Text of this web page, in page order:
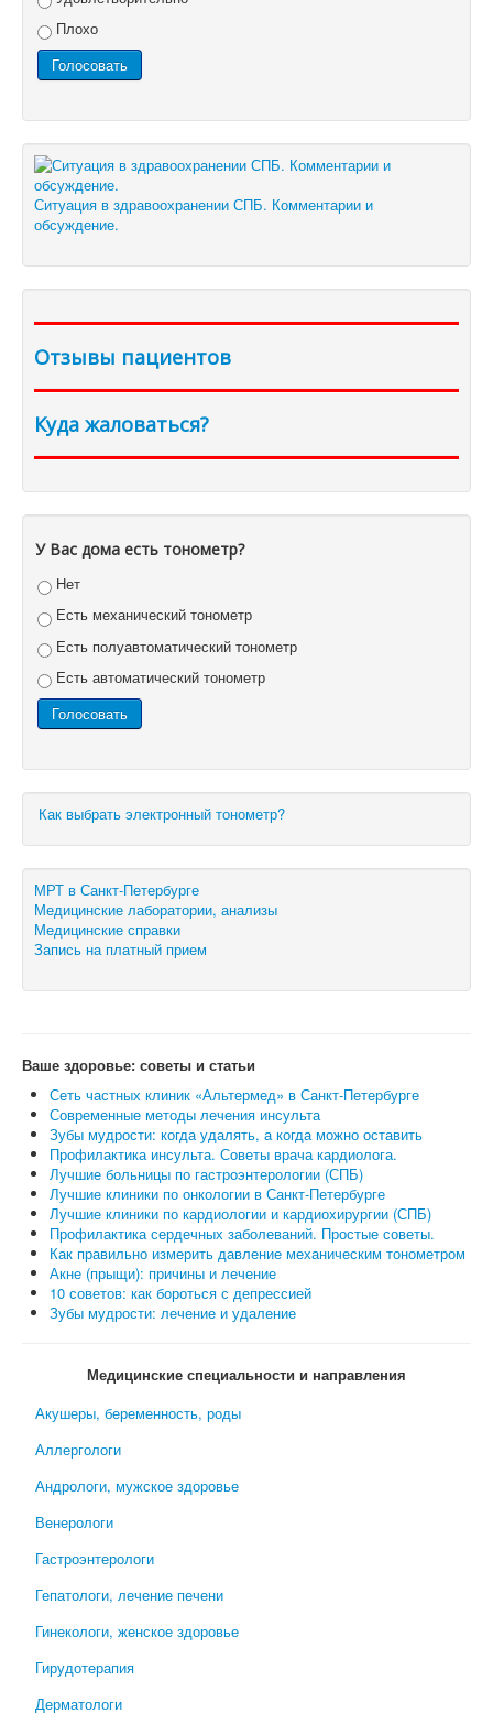
Плохо
Ситуация в здравоохранении СПБ. Комментарии и
обсуждение.
Отзывы пациентов
Куда жаловаться?
У Вас дома есть тонометр?
Нет
Есть механический тонометр
Есть полуавтоматический тонометр
Есть автоматический тонометр
Как выбрать электронный тонометр?
МРТ в Санкт-Петербурге
Медицинские лаборатории, анализы
Медицинские справки
Запись на платный прием
Ваше здоровье: советы и статьи
Сеть частных клиник «Альтермед» в Санкт-Петербурге
Современные методы лечения инсульта
Зубы мудрости: когда удалять, а когда можно оставить
Профилактика инсульта. Советы врача кардиолога.
Лучшие больницы по гастроэнтерологии (СПБ)
Лучшие клиники по онкологии в Санкт-Петербурге
Лучшие клиники по кардиологии и кардиохирургии (СПБ)
Профилактика сердечных заболеваний. Простые советы.
Как правильно измерить давление механическим тонометром
Акне (прыщи): причины и лечение
10 советов: как бороться с депрессией
Зубы мудрости: лечение и удаление
Медицинские специальности и направления
Акушеры, беременность, роды
Аллергологи
Андрологи, мужское здоровье
Венерологи
Гастроэнтерологи
Гепатологи, лечение печени
Гинекологи, женское здоровье
Гирудотерапия
Дерматологи